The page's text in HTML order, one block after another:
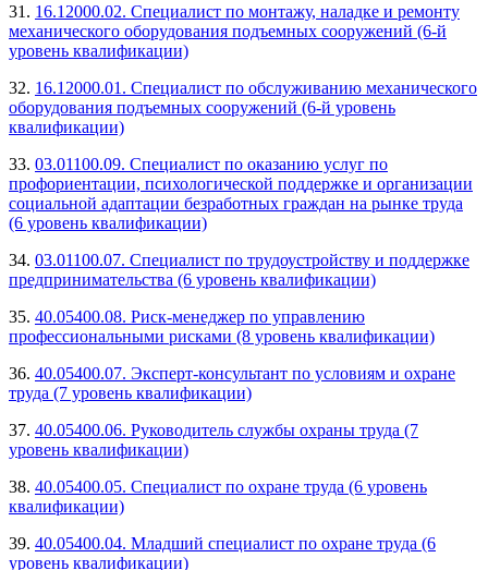
31. 16.12000.02. Специалист по монтажу, наладке и ремонту
механического оборудования подъемных сооружений (6-й
уровень квалификации)
32. 16.12000.01. Специалист по обслуживанию механического
оборудования подъемных сооружений (6-й уровень
квалификации)
33. 03.01100.09. Специалист по оказанию услуг по
профориентации, психологической поддержке и организации
социальной адаптации безработных граждан на рынке труда
(6 уровень квалификации)
34. 03.01100.07. Специалист по трудоустройству и поддержке
предпринимательства (6 уровень квалификации)
35. 40.05400.08. Риск-менеджер по управлению
профессиональными рисками (8 уровень квалификации)
36. 40.05400.07. Эксперт-консультант по условиям и охране
труда (7 уровень квалификации)
37. 40.05400.06. Руководитель службы охраны труда (7
уровень квалификации)
38. 40.05400.05. Специалист по охране труда (6 уровень
квалификации)
39. 40.05400.04. Младший специалист по охране труда (6
уровень квалификации)